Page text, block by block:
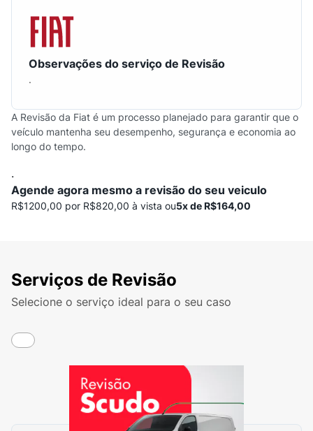
Observações do serviço de Revisão
.
A Revisão da Fiat é um processo planejado para garantir que o
veículo mantenha seu desempenho, segurança e economia ao
longo do tempo.
.
Agende agora mesmo a revisão do seu veiculo
R$1200,00 por R$820,00 à vista ou5x de R$164,00
Serviços de Revisão
Selecione o serviço ideal para o seu caso